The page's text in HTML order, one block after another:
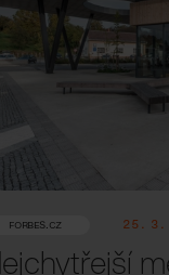
FORBES.CZ 25. 3.